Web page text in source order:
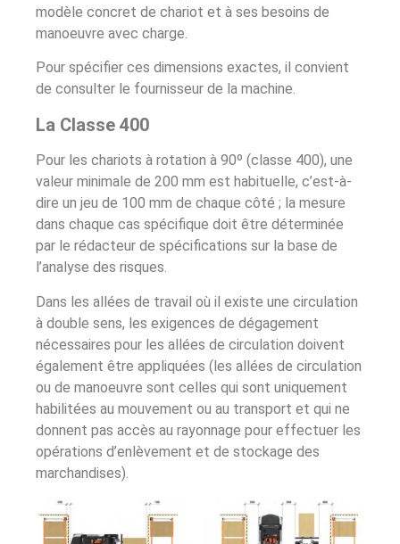
modèle concret de chariot et à ses besoins de
manoeuvre avec charge.
Pour spécifier ces dimensions exactes, il convient
de consulter le fournisseur de la machine.
La Classe 400
Pour les chariots à rotation à 90º (classe 400), une
valeur minimale de 200 mm est habituelle, c’est-à-
dire un jeu de 100 mm de chaque côté ; la mesure
dans chaque cas spécifique doit être déterminée
par le rédacteur de spécifications sur la base de
l’analyse des risques.
Dans les allées de travail où il existe une circulation
à double sens, les exigences de dégagement
nécessaires pour les allées de circulation doivent
également être appliquées (les allées de circulation
ou de manoeuvre sont celles qui sont uniquement
habilitées au mouvement ou au transport et qui ne
donnent pas accès au rayonnage pour effectuer les
opérations d’enlèvement et de stockage des
marchandises).